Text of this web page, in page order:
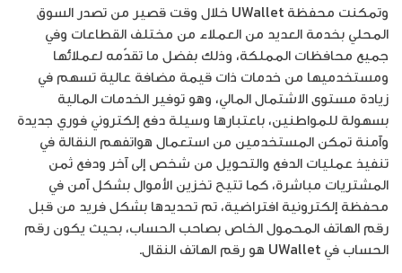
وتمكنت محفظة UWallet خلال وقت قصير من تصدر السوق
المحلي بخدمة العديد من العملاء من مختلف القطاعات وفي
جميع محافظات المملكة، وذلك بفضل ما تقدّمه لعملائها
ومستخدميها من خدمات ذات قيمة مضافة عالية تسهم في
زيادة مستوى الاشتمال المالي، وهو توفير الخدمات المالية
بسهولة للمواطنين، باعتبارها وسيلة دفع إلكتروني فوري جديدة
وآمنة تمكن المستخدمين من استعمال هواتفهم النقالة في
تنفيذ عمليات الدفع والتحويل من شخص إلى آخر ودفع ثمن
المشتريات مباشرة، كما تتيح تخزين الأموال بشكل آمن في
محفظة إلكترونية افتراضية، تم تحديدها بشكل فريد من قبل
رقم الهاتف المحمول الخاص بصاحب الحساب، بحيث يكون رقم
الحساب في UWallet هو رقم الهاتف النقال.